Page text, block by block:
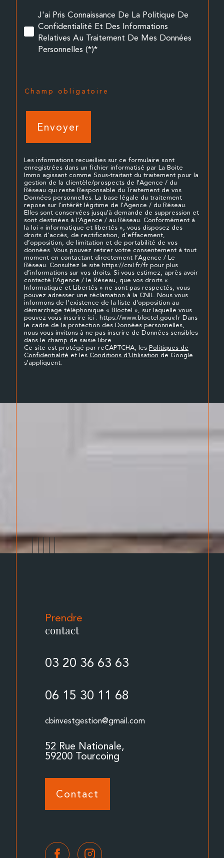
J'ai Pris Connaissance De La Politique De
Confidentialité Et Des Informations
Relatives Au Traitement De Mes Données
Personnelles (*)*
* Champ obligatoire
Envoyer
Les informations recueillies sur ce formulaire sont
enregistrées dans un fichier informatisé par La Boite
Immo agissant comme Sous-traitant du traitement pour la
gestion de la clientèle/prospects de l'Agence / du
Réseau qui reste Responsable du Traitement de vos
Données personnelles. La base légale du traitement
repose sur l'intérêt légitime de l'Agence / du Réseau.
Elles sont conservées jusqu'à demande de suppression et
sont destinées à l'Agence / au Réseau. Conformément à
la loi « informatique et libertés », vous disposez des
droits d’accès, de rectification, d’effacement,
d’opposition, de limitation et de portabilité de vos
données. Vous pouvez retirer votre consentement à tout
moment en contactant directement l’Agence / Le
Réseau. Consultez le site https://cnil.fr/fr pour plus
d’informations sur vos droits. Si vous estimez, après avoir
contacté l'Agence / le Réseau, que vos droits «
Informatique et Libertés » ne sont pas respectés, vous
pouvez adresser une réclamation à la CNIL. Nous vous
informons de l’existence de la liste d'opposition au
démarchage téléphonique « Bloctel », sur laquelle vous
pouvez vous inscrire ici : https://www.bloctel.gouv.fr Dans
le cadre de la protection des Données personnelles,
nous vous invitons à ne pas inscrire de Données sensibles
dans le champ de saisie libre.
Ce site est protégé par reCAPTCHA, les Politiques de
Confidentialité et les Conditions d'Utilisation de Google
s'appliquent.
Prendre
contact
03 20 36 63 63
06 15 30 11 68
cbinvestgestion@gmail.com
52 Rue Nationale,
59200 Tourcoing
Contact